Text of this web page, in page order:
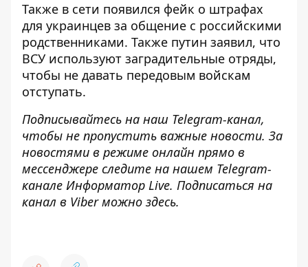
Также в сети появился фейк о штрафах
для украинцев за общение с российскими
родственниками. Также путин заявил, что
ВСУ используют заградительные отряды,
чтобы не давать передовым войскам
отступать.
Подписывайтесь на наш Telegram-канал,
чтобы не пропустить важные новости. За
новостями в режиме онлайн прямо в
мессенджере следите на нашем Telegram-
канале Информатор Live. Подписаться на
канал в Viber можно здесь.